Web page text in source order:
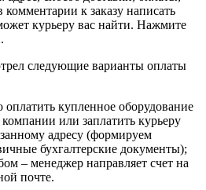
к заказу написать
курьеру вас найти. Нажмите
следующие варианты оплаты
купленное оборудование
или заплатить курьеру
адресу (формируем
бухгалтерские документы);
– менеджер направляет счет на
почте.